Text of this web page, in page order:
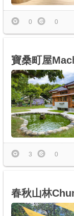
0 0
寶桑町屋
3 0
春秋山林